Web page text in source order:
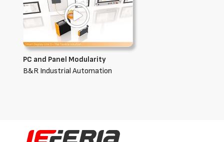
PC and Panel Modularity
B&R Industrial Automation